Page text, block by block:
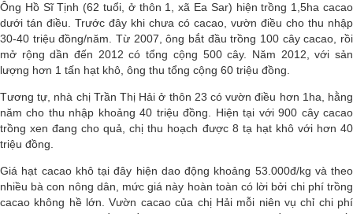
Ông Hồ Sĩ Tịnh (62 tuổi, ở thôn 1, xã Ea Sar) hiện trồng 1,5ha cacao
dưới tán điều. Trước đây khi chưa có cacao, vườn điều cho thu nhập
30-40 triệu đồng/năm. Từ 2007, ông bắt đầu trồng 100 cây cacao, rồi
mở rộng dần đến 2012 có tổng cộng 500 cây. Năm 2012, với sản
lượng hơn 1 tấn hạt khô, ông thu tổng cộng 60 triệu đồng.
Tương tự, nhà chị Trần Thị Hải ở thôn 23 có vườn điều hơn 1ha, hằng
năm cho thu nhập khoảng 40 triệu đồng. Hiện tại với 900 cây cacao
trồng xen đang cho quả, chị thu hoạch được 8 tạ hạt khô với hơn 40
triệu đồng.
Giá hạt cacao khô tại đây hiện dao động khoảng 53.000đ/kg và theo
nhiều bà con nông dân, mức giá này hoàn toàn có lời bởi chi phí trồng
cacao không hề lớn. Vườn cacao của chị Hải mỗi niên vụ chỉ chi phí